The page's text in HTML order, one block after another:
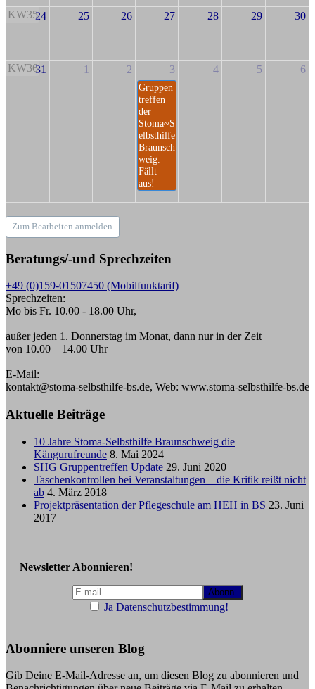
KW3524 25 26 27 28 29 30
KW3631 1 2 3
Gruppen
treffen
der
Stoma~S
elbsthilfe
Braunsch
weig.
Fällt
aus!
4 5 6
Zum Bearbeiten anmelden
Beratungs/-und Sprechzeiten
+49 (0)159-01507450 (Mobilfunktarif)
Sprechzeiten:
Mo bis Fr. 10.00 - 18.00 Uhr,
außer jeden 1. Donnerstag im Monat, dann nur in der Zeit
von 10.00 – 14.00 Uhr
E-Mail:
kontakt@stoma-selbsthilfe-bs.de, Web: www.stoma-selbsthilfe-bs.de
Aktuelle Beiträge
10 Jahre Stoma-Selbsthilfe Braunschweig die
Kängurufreunde 8. Mai 2024
SHG Gruppentreffen Update 29. Juni 2020
Taschenkontrollen bei Veranstaltungen – die Kritik reißt nicht
ab 4. März 2018
Projektpräsentation der Pflegeschule am HEH in BS 23. Juni
2017
Newsletter Abonnieren!
Ja Datenschutzbestimmung!
Abonniere unseren Blog
Gib Deine E-Mail-Adresse an, um diesen Blog zu abonnieren und